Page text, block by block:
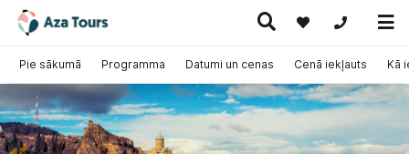
+371
ceļojumi
Ceļojumi
pa Eiropu
(ar
Kruīzi
Karstie
piedāvājumi
Pie sākumā Programma Datumi un cenas Cenā iekļauts Kā